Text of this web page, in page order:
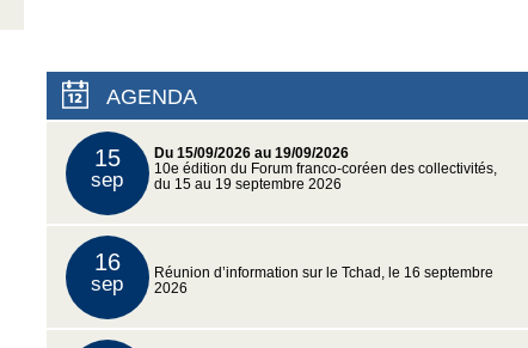
AGENDA
15
sep
Du 15/09/2026 au 19/09/2026
10e édition du Forum franco-coréen des collectivités,
du 15 au 19 septembre 2026
16
sep
Réunion d’information sur le Tchad, le 16 septembre
2026